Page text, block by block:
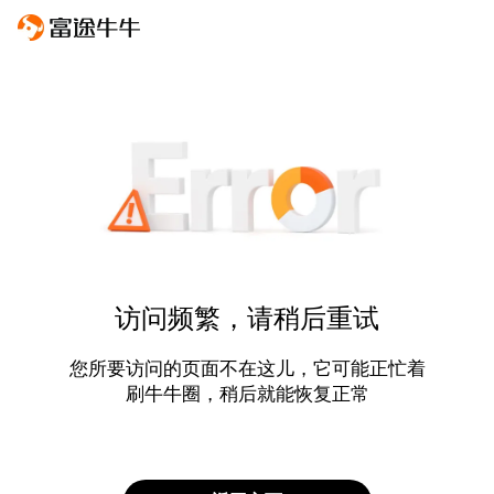
访问频繁，请稍后重试
您所要访问的页面不在这儿，它可能正忙着
刷牛牛圈，稍后就能恢复正常